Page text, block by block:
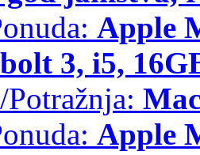
Apple
3, i5,
Apple